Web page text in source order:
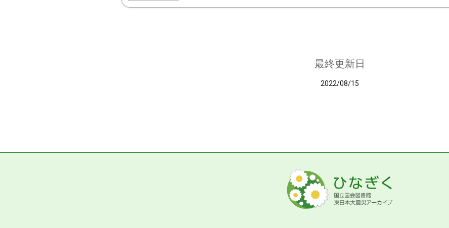
最終更新日
2022/08/15